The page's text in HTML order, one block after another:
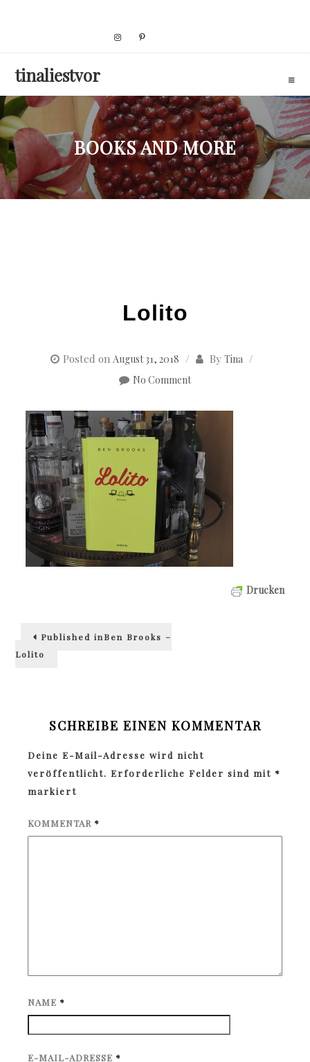
tinaliestvor
BOOKS AND MORE
Lolito
Posted on August 31, 2018 By Tina
No Comment
Drucken
Beitragsnavigation
Published inBen Brooks –
Lolito
SCHREIBE EINEN KOMMENTAR
Deine E-Mail-Adresse wird nicht
veröffentlicht. Erforderliche Felder sind mit *
markiert
KOMMENTAR *
NAME *
E-MAIL-ADRESSE *